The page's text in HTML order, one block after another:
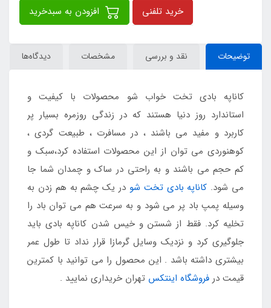
خرید تلفنی
توضیحات نقد و بررسی مشخصات دیدگاه‌ها
کاناپه بادی تخت خواب شو محصولات با کیفیت و
استاندارد روز دنیا هستند که در زندگی روزمره بسیار پر
کاربرد و مفید می باشند ، در مسافرت ، طبیعت گردی ،
کوهنوردی می توان از این محصولات استفاده کرد،سبک و
کم حجم می باشند و به راحتی در ساک و چمدان شما جا
می شود. کاناپه بادی تخت شو در یک چشم به هم زدن به
وسیله پمپ باد پر می شود و به سرعت هم می توان باد را
تخلیه کرد. فقط از شستن و خیس شدن کاناپه بادی باید
جلوگیری کرد و نزدیک وسایل گرمازا قرار نداد تا طول عمر
بیشتری داشته باشد . این محصول را می توانید با کمترین
قیمت در فروشگاه اینتکس تهران خریداری نمایید .